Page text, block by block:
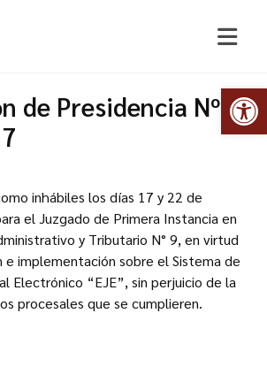
de Presidencia Nº
inhábiles los días 17 y 22 de
el Juzgado de Primera Instancia en
y Tributario N° 9, en virtud
e implementación sobre el Sistema de
Electrónico “EJE”, sin perjuicio de la
procesales que se cumplieren.